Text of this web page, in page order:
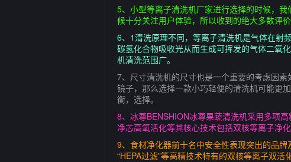
5、小型等离子清洗机厂家进行选择的时候，
候十分关注用户体验，所以收到的绝大多数评
6、1清洗原理不同，等离子清洗机是气体在射
碳氢化合物吸收光从而生成可挥发的气体二氧
机清洗范围广。
7、尺寸清洗机的尺寸也是一个重要的考虑因
镜子，那么选择一款小巧轻便的清洗机可能更
衡，选择。
8、冰尊BENSHION冰尊果蔬清洗机采用多项
净芯高氧活化等其核心技术包括双核等离子净
9、食材净化器前十名中安全性表现突出的品牌
“HEPA过滤”等高精技术特有的双核等离子双